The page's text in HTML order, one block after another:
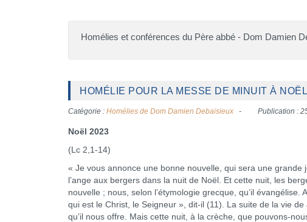
Homélies et conférences du Père abbé - Dom Damien
HOMÉLIE POUR LA MESSE DE MINUIT À
Catégorie : Homélies de Dom Damien Debaisieux Publication :
Noël 2023
(Lc 2,1-14)
« Je vous annonce une bonne nouvelle, qui sera une
l’ange aux bergers dans la nuit de Noël. Et cette nuit, les
nouvelle ; nous, selon l’étymologie grecque, qu’il
qui est le Christ, le Seigneur », dit-il (11). La suite de la vie
qu’il nous offre. Mais cette nuit, à la crèche, que pouvons-